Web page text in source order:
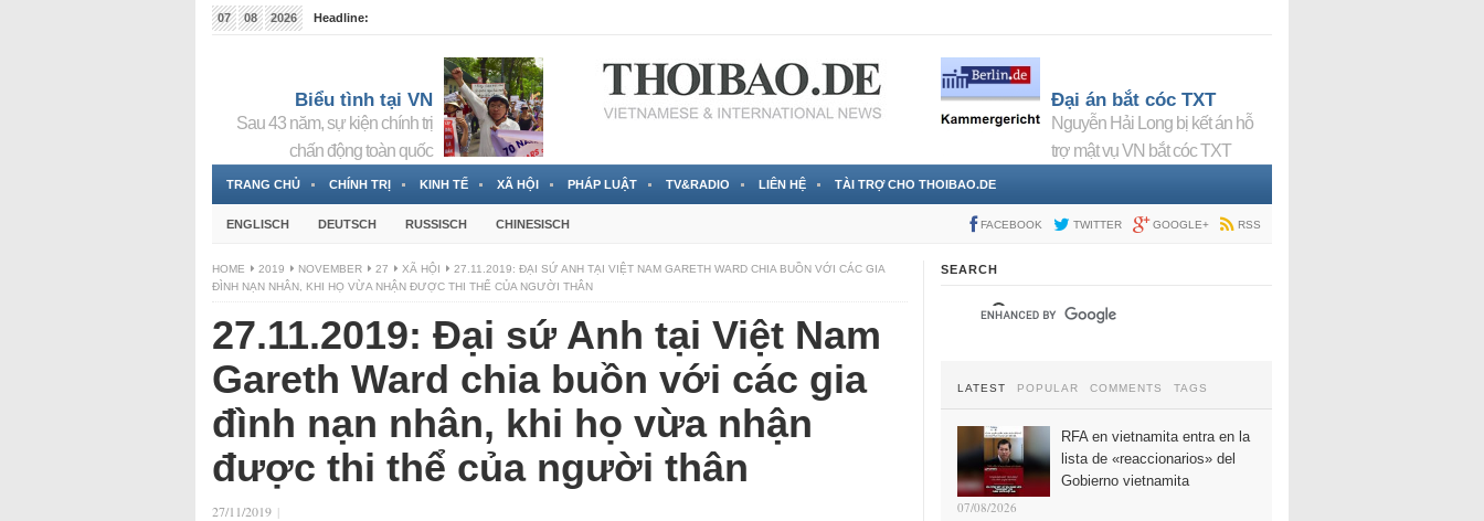
07 08 2026
Headline:
Biểu tình tại VN
Sau 43 năm, sự kiện chính trị
chấn động toàn quốc
Đại án bắt cóc TXT
Nguyễn Hải Long bị kết án hỗ
trợ mật vụ VN bắt cóc TXT
TRANG CHỦ CHÍNH TRỊ KINH TẾ XÃ HỘI PHÁP LUẬT TV&RADIO LIÊN HỆ TÀI TRỢ CHO THOIBAO.DE
ENGLISCH DEUTSCH RUSSISCH CHINESISCH FACEBOOK TWITTER GOOGLE+ RSS
HOME 2019 NOVEMBER 27 XÃ HỘI
27.11.2019: ĐẠI SỨ ANH TẠI VIỆT NAM GARETH WARD CHIA BUỒN VỚI CÁC GIA
ĐÌNH NẠN NHÂN, KHI HỌ VỪA NHẬN ĐƯỢC THI THỂ CỦA NGƯỜI THÂN
27.11.2019: Đại sứ Anh tại Việt Nam
Gareth Ward chia buồn với các gia
đình nạn nhân, khi họ vừa nhận
được thi thể của người thân
27/11/2019 |
SEARCH
LATEST POPULAR COMMENTS TAGS
RFA en vietnamita entra en la
lista de «reaccionarios» del
Gobierno vietnamita
07/08/2026